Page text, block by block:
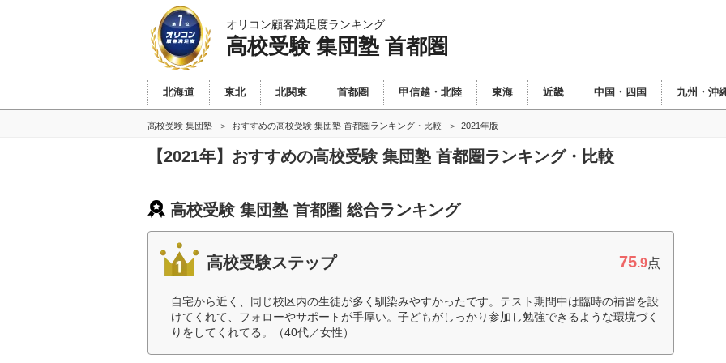
オリコン顧客満足度ランキング
高校受験 集団塾 首都圏
北海道 東北 北関東 首都圏 甲信越・北陸 東海 近畿 中国・四国 九州・沖
高校受験 集団塾 おすすめの高校受験 集団塾 首都圏ランキング・比較 2021年版
【2021年】おすすめの高校受験 集団塾 首都圏ランキング・比較
高校受験 集団塾 首都圏 総合ランキング
高校受験ステップ 75.9点
自宅から近く、同じ校区内の生徒が多く馴染みやすかったです。テスト期間中は臨時の補習を設
けてくれて、フォローやサポートが手厚い。子どもがしっかり参加し勉強できるような環境づく
りをしてくれてる。（40代／女性）